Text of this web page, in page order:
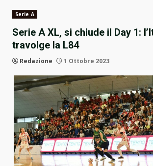
Serie A
Serie A XL, si chiude il Day 1:
travolge la L84
Redazione 1 Ottobre 2023